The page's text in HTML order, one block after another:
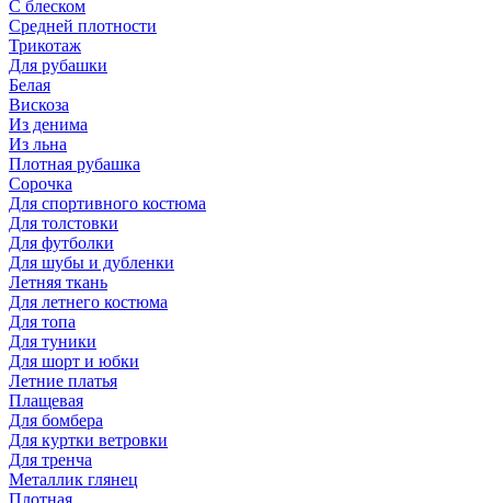
С блеском
Средней плотности
Трикотаж
Для рубашки
Белая
Вискоза
Из денима
Из льна
Плотная рубашка
Сорочка
Для спортивного костюма
Для толстовки
Для футболки
Для шубы и дубленки
Летняя ткань
Для летнего костюма
Для топа
Для туники
Для шорт и юбки
Летние платья
Плащевая
Для бомбера
Для куртки ветровки
Для тренча
Металлик глянец
Плотная